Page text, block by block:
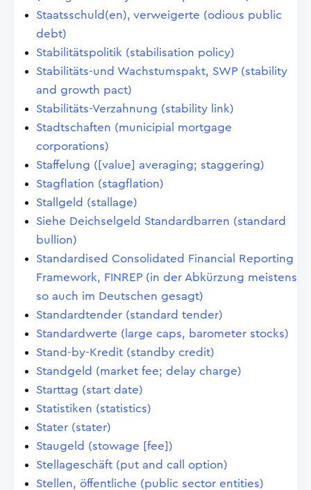
Staatsschuld(en), verweigerte (odious public
debt)
Stabilitätspolitik (stabilisation policy)
Stabilitäts-und Wachstumspakt, SWP (stability
and growth pact)
Stabilitäts-Verzahnung (stability link)
Stadtschaften (municipial mortgage
corporations)
Staffelung ([value] averaging; staggering)
Stagflation (stagflation)
Stallgeld (stallage)
Siehe Deichselgeld Standardbarren (standard
bullion)
Standardised Consolidated Financial Reporting
Framework, FINREP (in der Abkürzung meistens
so auch im Deutschen gesagt)
Standardtender (standard tender)
Standardwerte (large caps, barometer stocks)
Stand-by-Kredit (standby credit)
Standgeld (market fee; delay charge)
Starttag (start date)
Statistiken (statistics)
Stater (stater)
Staugeld (stowage [fee])
Stellageschäft (put and call option)
Stellen, öffentliche (public sector entities)